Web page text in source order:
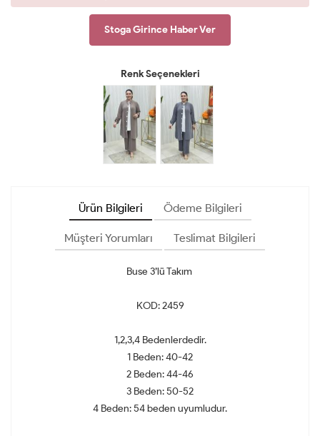
Stoga Girince Haber Ver
Renk Seçenekleri
Ürün Bilgileri Ödeme Bilgileri
Müşteri Yorumları Teslimat Bilgileri
Buse 3’lü Takım
KOD: 2459
1,2,3,4 Bedenlerdedir.
1 Beden: 40-42
2 Beden: 44-46
3 Beden: 50-52
4 Beden: 54 beden uyumludur.